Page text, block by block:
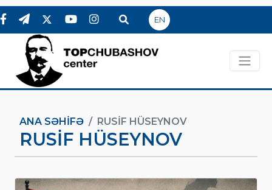
EN
ANA SƏHIFƏ RUSIF HÜSEYNOV
RUSIF HÜSEYNOV